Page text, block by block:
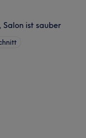
ist sauber